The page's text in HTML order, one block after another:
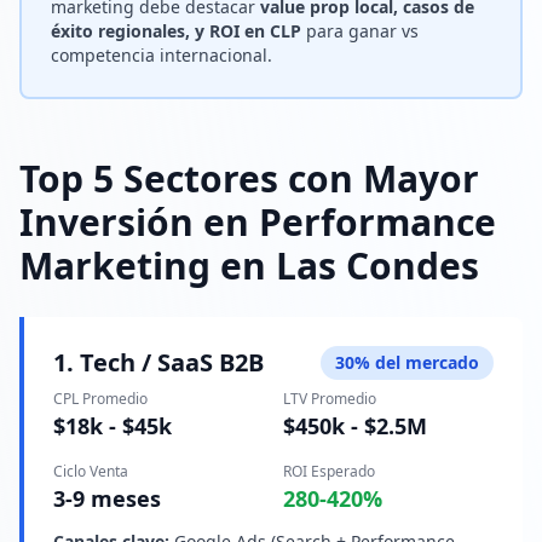
marketing debe destacar value prop local, casos de
éxito regionales, y ROI en CLP para ganar vs
competencia internacional.
Top 5 Sectores con Mayor
Inversión en Performance
Marketing en Las Condes
1. Tech / SaaS B2B 30% del mercado
CPL Promedio
$18k - $45k
LTV Promedio
$450k - $2.5M
Ciclo Venta
3-9 meses
ROI Esperado
280-420%